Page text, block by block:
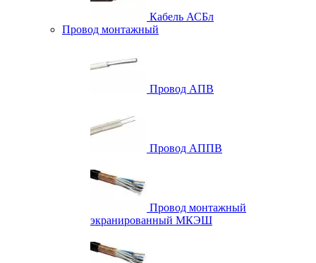
Кабель АСБл
Провод монтажный
Провод АПВ
Провод АППВ
Провод монтажный
экранированный МКЭШ